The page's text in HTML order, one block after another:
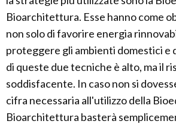
Bioarchitettura. Esse hanno come
non solo di favorire energia
proteggere gli ambienti domestici e
di queste due tecniche è alto, ma il
soddisfacente. In caso non si
cifra necessaria all'utilizzo della
Bioarchitettura basterà